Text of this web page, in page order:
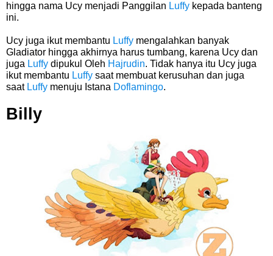
7 Fakta Queen One Piece, All Star Yang Jadi Penanggung Jawab
Penjara Udon
7 Fakta Brook One Piece, Mantan Kapten Yang Poster Bountynya
Laut
Arti Bendera Tanzania, Ada Di Afrika Dengan Bentang Alam Yang
Sangat Beragam
Cara Pindahkan WA Dari Android Ke Iphone, Sangat Gampang Untuk
hingga nama Ucy menjadi Panggilan Luffy kepada banteng
ini.
Ucy juga ikut membantu Luffy mengalahkan banyak
Gladiator hingga akhirnya harus tumbang, karena Ucy dan
juga Luffy dipukul Oleh Hajrudin. Tidak hanya itu Ucy juga
ikut membantu Luffy saat membuat kerusuhan dan juga
saat Luffy menuju Istana Doflamingo.
Billy